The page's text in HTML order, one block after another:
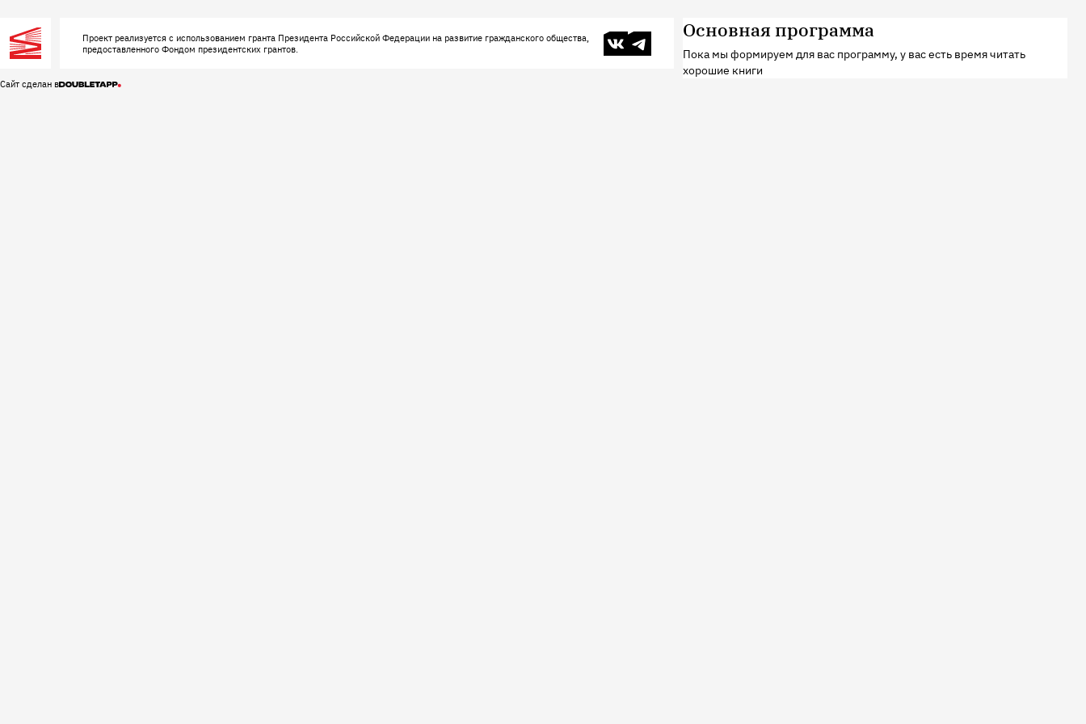
Основная программа
Пока мы формируем для вас программу, у вас есть время читать
хорошие книги
Проект реализуется с использованием гранта Президента Российской Федерации на развитие гражданского общества,
предоставленного Фондом президентских грантов.
В контактеТелеграм
Сайт сделан в